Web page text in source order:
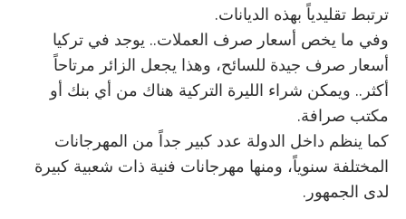
ترتبط تقليدياً بهذه الديانات.
وفي ما يخص أسعار صرف العملات.. يوجد في تركيا
أسعار صرف جيدة للسائح، وهذا يجعل الزائر مرتاحاً
أكثر.. ويمكن شراء الليرة التركية هناك من أي بنك أو
مكتب صرافة.
كما ينظم داخل الدولة عدد كبير جداً من المهرجانات
المختلفة سنوياً، ومنها مهرجانات فنية ذات شعبية كبيرة
لدى الجمهور.